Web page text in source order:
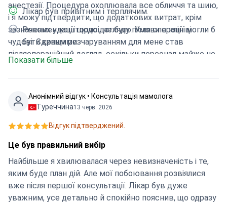
анестезії. Процедура охоплювала все обличчя та шию,
і я можу підтвердити, що додаткових витрат, крім
зазначених у кошторисі, не було. Умови в клініці
чудові. Єдиним розчаруванням для мене став
післяопераційний догляд, оскільки персонал майже не
контактував зі мною. Процес загоєння ще на
Лікар був привітним і терплячим.
Рекомендації щодо догляду після операції могли б
бути кращими.
Показати більше
Анонімний відгук • Консультація мамолога
Туреччина13 черв. 2026
Відгук підтверджений.
Це був правильний вибір
Найбільше я хвилювалася через невизначеність і те,
яким буде план дій. Але мої побоювання розвіялися
вже після першої консультації. Лікар був дуже
уважним, усе детально й спокійно пояснив, що одразу